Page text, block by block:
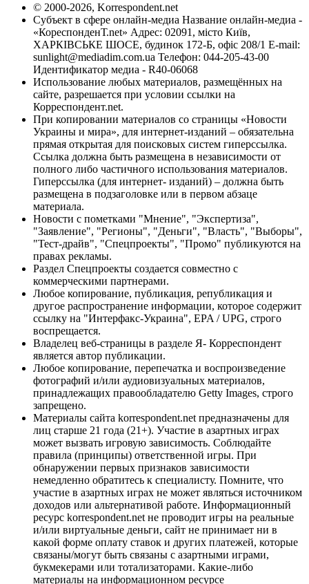
© 2000-2026, Korrespondent.net
Субъект в сфере онлайн-медиа Название онлайн-медиа -
«КореспонденТ.net» Адрес: 02091, місто Київ,
ХАРКІВСЬКЕ ШОСЕ, будинок 172-Б, офіс 208/1 E-mail:
sunlight@mediadim.com.ua Телефон: 044-205-43-00
Идентификатор медиа - R40-06068
Использование любых материалов, размещённых на
сайте, разрешается при условии ссылки на
Корреспондент.net.
При копировании материалов со страницы «Новости
Украины и мира», для интернет-изданий – обязательна
прямая открытая для поисковых систем гиперссылка.
Ссылка должна быть размещена в независимости от
полного либо частичного использования материалов.
Гиперссылка (для интернет- изданий) – должна быть
размещена в подзаголовке или в первом абзаце
материала.
Новости с пометками "Мнение", "Экспертиза",
"Заявление", "Регионы", "Деньги", "Власть", "Выборы",
"Тест-драйв", "Спецпроекты", "Промо" публикуются на
правах рекламы.
Раздел Спецпроекты создается совместно с
коммерческими партнерами.
Любое копирование, публикация, републикация и
другое распространение информации, которое содержит
ссылку на "Интерфакс-Украина", EPA / UPG, строго
воспрещается.
Владелец веб-страницы в разделе Я- Корреспондент
является автор публикации.
Любое копирование, перепечатка и воспроизведение
фотографий и/или аудиовизуальных материалов,
принадлежащих правообладателю Getty Images, строго
запрещено.
Материалы сайта korrespondent.net предназначены для
лиц старше 21 года (21+). Участие в азартных играх
может вызвать игровую зависимость. Соблюдайте
правила (принципы) ответственной игры. При
обнаружении первых признаков зависимости
немедленно обратитесь к специалисту. Помните, что
участие в азартных играх не может являться источником
доходов или альтернативой работе. Информационный
ресурс korrespondent.net не проводит игры на реальные
и/или виртуальные деньги, сайт не принимает ни в
какой форме оплату ставок и других платежей, которые
связаны/могут быть связаны с азартными играми,
букмекерами или тотализаторами. Какие-либо
материалы на информационном ресурсе